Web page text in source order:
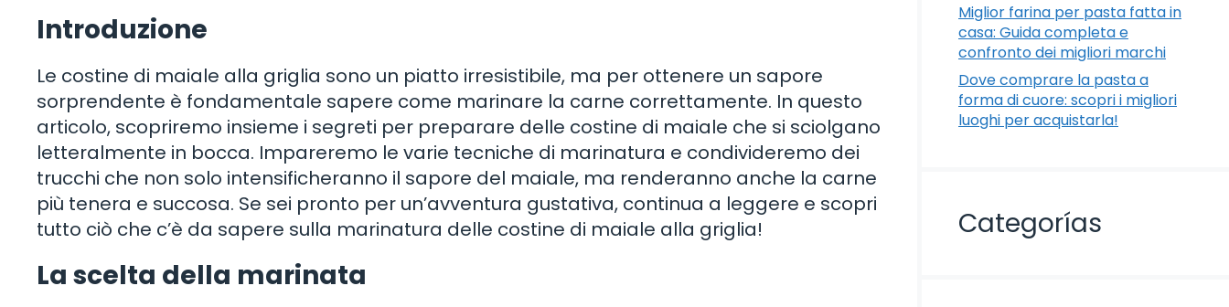
Introduzione
Le costine di maiale alla griglia sono un piatto irresistibile, ma per ottenere un sapore
sorprendente è fondamentale sapere come marinare la carne correttamente. In questo
articolo, scopriremo insieme i segreti per preparare delle costine di maiale che si sciolgano
letteralmente in bocca. Impareremo le varie tecniche di marinatura e condivideremo dei
trucchi che non solo intensificheranno il sapore del maiale, ma renderanno anche la carne
più tenera e succosa. Se sei pronto per un’avventura gustativa, continua a leggere e scopri
tutto ciò che c’è da sapere sulla marinatura delle costine di maiale alla griglia!
La scelta della marinata
Miglior farina per pasta fatta in
casa: Guida completa e
confronto dei migliori marchi
Dove comprare la pasta a
forma di cuore: scopri i migliori
luoghi per acquistarla!
Categorías